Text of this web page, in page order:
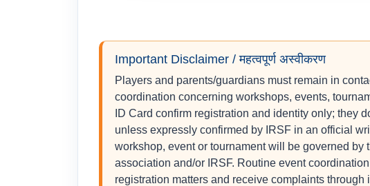
Important Disclaimer / महत्वपूर्ण अस्वीकरण
Players and parents/guardians must remain in
coordination concerning workshops, events,
ID Card confirm registration and identity only; they
unless expressly confirmed by IRSF in an official
workshop, event or tournament will be governed
association and/or IRSF. Routine event
registration matters and receive complaints through